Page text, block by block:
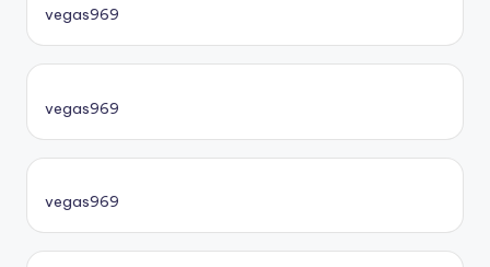
vegas969
vegas969
vegas969